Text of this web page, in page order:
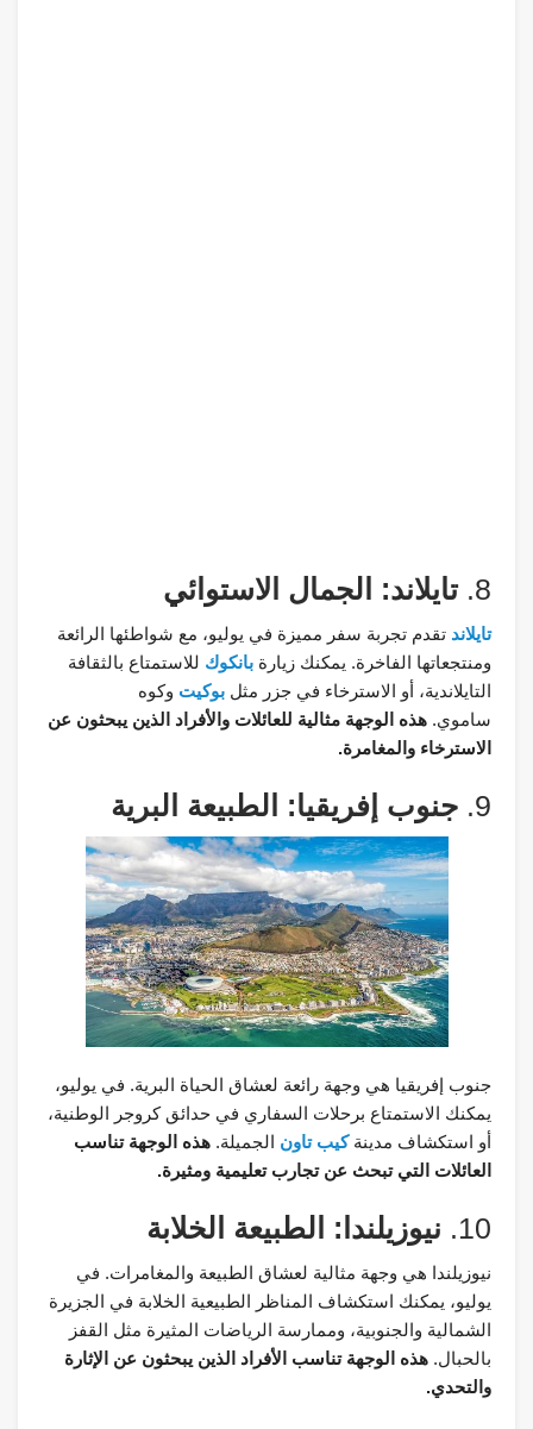
8. تايلاند: الجمال الاستوائي
تايلاند تقدم تجربة سفر مميزة في يوليو، مع شواطئها الرائعة
ومنتجعاتها الفاخرة. يمكنك زيارة بانكوك للاستمتاع بالثقافة
التايلاندية، أو الاسترخاء في جزر مثل بوكيت وكوه
ساموي. هذه الوجهة مثالية للعائلات والأفراد الذين يبحثون عن
الاسترخاء والمغامرة.
9. جنوب إفريقيا: الطبيعة البرية
جنوب إفريقيا هي وجهة رائعة لعشاق الحياة البرية. في يوليو،
يمكنك الاستمتاع برحلات السفاري في حدائق كروجر الوطنية،
أو استكشاف مدينةكيب تاون الجميلة. هذه الوجهة تناسب
العائلات التي تبحث عن تجارب تعليمية ومثيرة.
10. نيوزيلندا: الطبيعة الخلابة
نيوزيلندا هي وجهة مثالية لعشاق الطبيعة والمغامرات. في
يوليو، يمكنك استكشاف المناظر الطبيعية الخلابة في الجزيرة
الشمالية والجنوبية، وممارسة الرياضات المثيرة مثل القفز
بالحبال. هذه الوجهة تناسب الأفراد الذين يبحثون عن الإثارة
والتحدي.